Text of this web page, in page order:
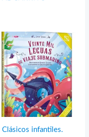
Clásicos infantiles.